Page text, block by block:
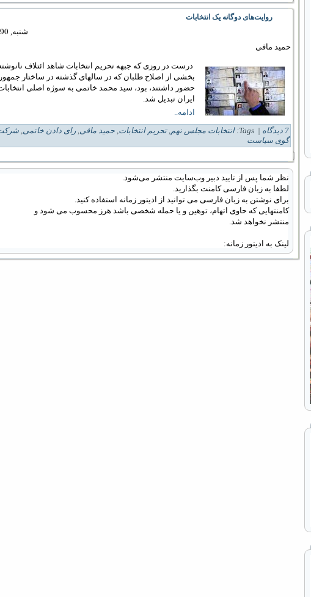
روایت‌های دوگانه یک انتخابات
شنبه, 1390-12-13 14:27
حمید مافی
درست در روزی که جبهه تحریم انتخابات شاهد ائتلاف
بخشی از اصلاح طلبان که در سالهای گذشته در ساختار
حضور داشتند، بود، سید محمد خاتمی به سوژه اصلی
ایران تبدیل شد.
ادامه..
7 دیدگاه
| Tags: انتخابات مجلس نهم,تحریم انتخابات, حمید مافی, رای دادن خاتمی, شرکت
گوی سیاست
نظر شما پس از تایید دبیر وب‌سایت منتشر می‌شود.
لطفا به زبان فارسی کامنت بگذارید.
برای نوشتن به زبان فارسی می توانید از ادیتور زمانه استفاده کنید.
کامنتهایی که حاوی اتهام، توهین و یا حمله شخصی باشد هرز محسوب می شود و
منتشر نخواهد شد.
لینک به ادیتور زمانه: